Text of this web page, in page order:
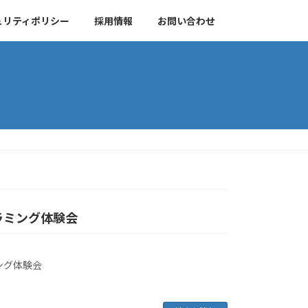
ティポリシー 採用情報 お問い合わせ
ング体験会
グ体験会